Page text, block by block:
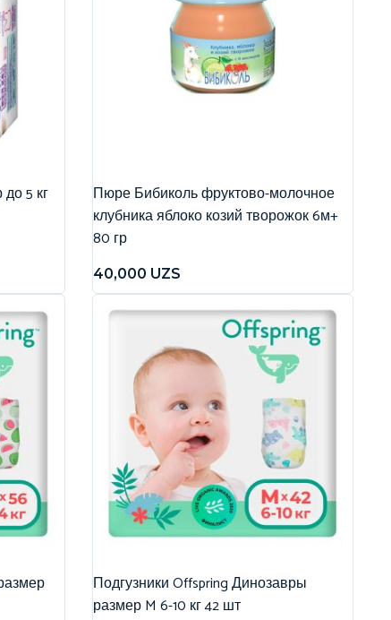
5 кг
Пюре Бибиколь фруктово-молочное
клубника яблоко козий творожок 6м+
80 гр
40,000 UZS
Подгузники Offspring Динозавры
размер M 6-10 кг 42 шт